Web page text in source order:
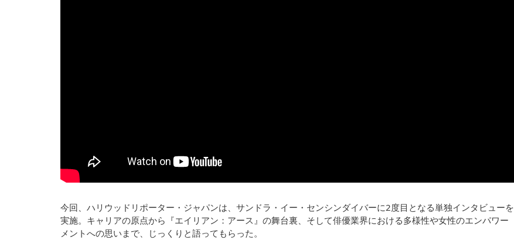
今回、ハリウッドリポーター・ジャパンは、サンドラ・イー・センシンダイバーに2度目となる単独インタビューを
実施。キャリアの原点から『エイリアン：アース』の舞台裏、そして俳優業界における多様性や女性のエンパワー
メントへの思いまで、じっくりと語ってもらった。